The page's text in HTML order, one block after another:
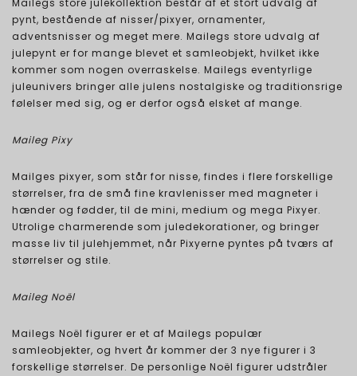
Mailegs store julekollektion består af et stort udvalg af
pynt, bestående af nisser/pixyer, ornamenter,
adventsnisser og meget mere. Mailegs store udvalg af
julepynt er for mange blevet et samleobjekt, hvilket ikke
kommer som nogen overraskelse. Mailegs eventyrlige
juleunivers bringer alle julens nostalgiske og traditionsrige
følelser med sig, og er derfor også elsket af mange.
Maileg Pixy
Mailges pixyer, som står for nisse, findes i flere forskellige
størrelser, fra de små fine kravlenisser med magneter i
hænder og fødder, til de mini, medium og mega Pixyer.
Utrolige charmerende som juledekorationer, og bringer
masse liv til julehjemmet, når Pixyerne pyntes på tværs af
størrelser og stile.
Maileg Noël
Mailegs Noël figurer er et af Mailegs populær
samleobjekter, og hvert år kommer der 3 nye figurer i 3
forskellige størrelser. De personlige Noël figurer udstråler